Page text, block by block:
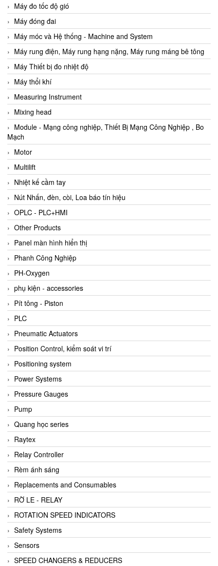
Máy đo tốc độ gió
Máy đóng đai
Máy móc và Hệ thống - Machine and System
Máy rung điện, Máy rung hạng nặng, Máy rung máng bê tông
Máy Thiết bị đo nhiệt độ
Máy thổi khí
Measuring Instrument
Mixing head
Module - Mạng công nghiệp, Thiết Bị Mạng Công Nghiệp , Bo
Mạch
Motor
Multilift
Nhiệt kế cầm tay
Nút Nhấn, đèn, còi, Loa báo tín hiệu
OPLC - PLC+HMI
Other Products
Panel màn hình hiển thị
Phanh Công Nghiệp
PH-Oxygen
phụ kiện - accessories
Pít tông - Piston
PLC
Pneumatic Actuators
Position Control, kiểm soát vi trí
Positioning system
Power Systems
Pressure Gauges
Pump
Quang học series
Raytex
Relay Controller
Rèm ánh sáng
Replacements and Consumables
RỜ LE - RELAY
ROTATION SPEED INDICATORS
Safety Systems
Sensors
SPEED CHANGERS & REDUCERS